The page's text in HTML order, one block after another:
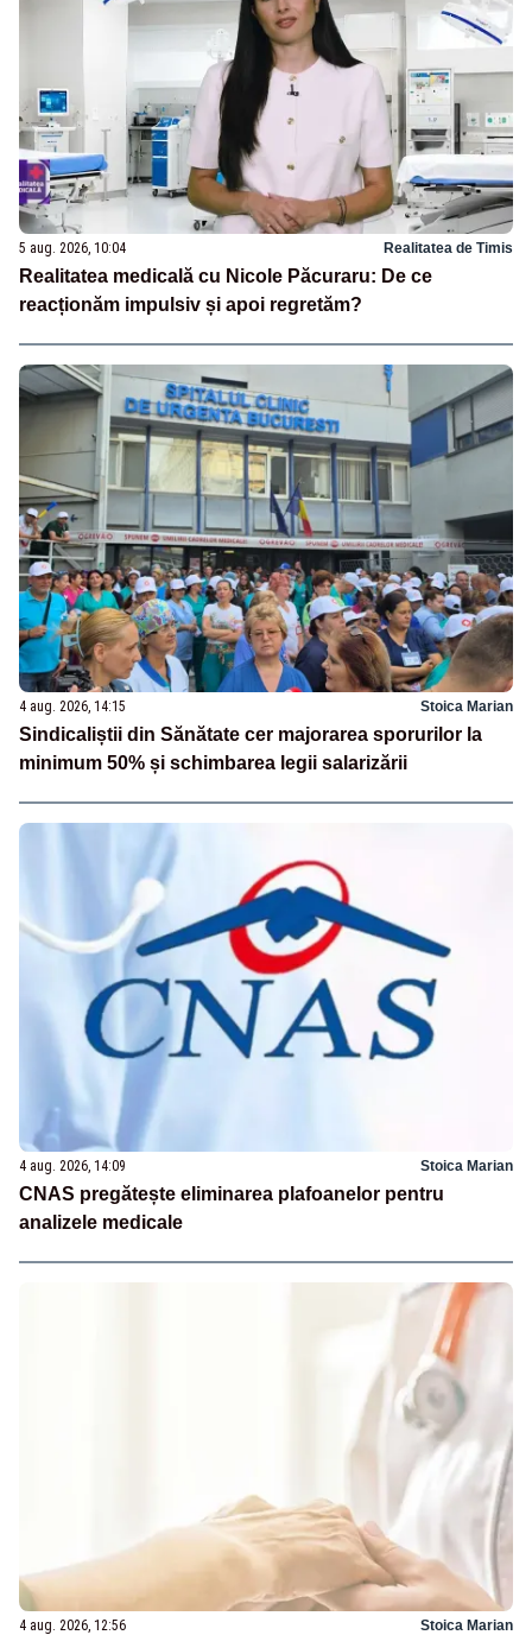
5 aug. 2026, 10:04 Realitatea de Timis
Realitatea medicală cu Nicole Păcuraru: De ce
reacționăm impulsiv și apoi regretăm?
4 aug. 2026, 14:15 Stoica Marian
Sindicaliștii din Sănătate cer majorarea sporurilor la
minimum 50% și schimbarea legii salarizării
4 aug. 2026, 14:09 Stoica Marian
CNAS pregătește eliminarea plafoanelor pentru
analizele medicale
4 aug. 2026, 12:56 Stoica Marian